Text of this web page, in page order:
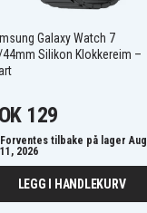
Galaxy Watch 7
Silikon Klokkereim –
129
Forventes tilbake på lager Aug
11, 2026
LEGG I HANDLEKURV